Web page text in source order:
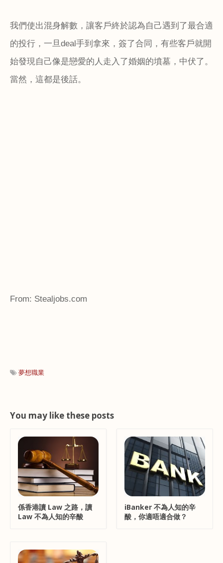
我們使出混身解數，讓客戶終於認為自己遇到了最合適
的投行，一旦deal手到拿來，簽了合同，有些客戶就開
始發現自己像是戀愛的人走入了婚姻的墳墓，中伏了。
當然，這都是後話。
From: Stealjobs.com
夢想職業
You may like these posts
係香港讀 Law 之路，讀
Law 不為人知的辛酸
iBanker 不為人知的辛
酸，你適唔適合做？